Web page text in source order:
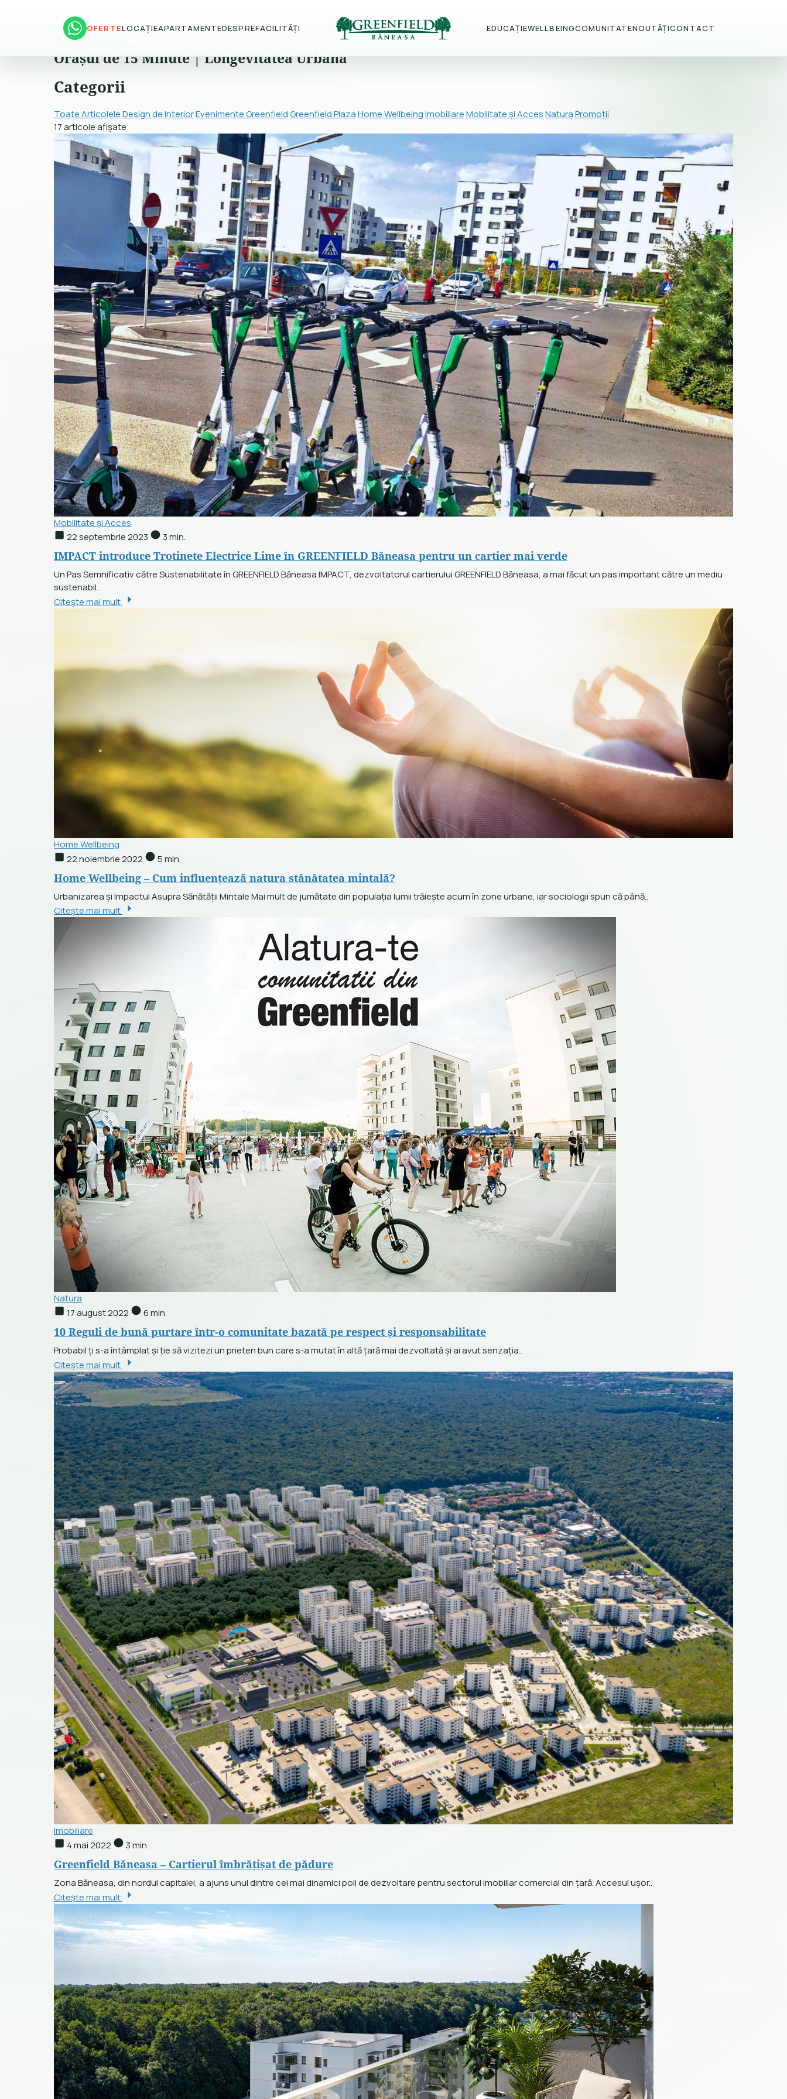
OFERTELOCAȚIEAPARTAMENTEDESPREFACILITĂȚI EDUCAȚIEWELLBEINGCOMUNITATENOUTĂȚICONTACT
Noutăți Greenfield
Orașul de 15 Minute | Longevitatea Urbană
Categorii
Toate ArticoleleDesign de InteriorEvenimente GreenfieldGreenfield PlazaHome WellbeingImobiliareMobilitate și AccesNaturaPromoții
17 articole afișate
Mobilitate și Acces
22 septembrie 2023
3 min.
IMPACT introduce Trotinete Electrice Lime în GREENFIELD Băneasa pentru un cartier mai verde
Un Pas Semnificativ către Sustenabilitate în GREENFIELD Băneasa IMPACT, dezvoltatorul cartierului GREENFIELD Băneasa, a mai făcut un pas important către un mediu
sustenabil..
Citește mai mult
Home Wellbeing
22 noiembrie 2022
5 min.
Home Wellbeing – Cum influențează natura stănătatea mintală?
Urbanizarea și Impactul Asupra Sănătății Mintale Mai mult de jumătate din populația lumii trăiește acum în zone urbane, iar sociologii spun că până..
Citește mai mult
Natura
17 august 2022
6 min.
10 Reguli de bună purtare într-o comunitate bazată pe respect și responsabilitate
Probabil ți s-a întâmplat și ție să vizitezi un prieten bun care s-a mutat în altă țară mai dezvoltată și ai avut senzația..
Citește mai mult
Imobiliare
4 mai 2022
3 min.
Greenfield Băneasa – Cartierul îmbrățișat de pădure
Zona Băneasa, din nordul capitalei, a ajuns unul dintre cei mai dinamici poli de dezvoltare pentru sectorul imobiliar comercial din țară. Accesul ușor..
Citește mai mult